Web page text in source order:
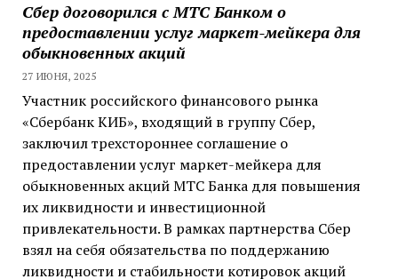
Сбер договорился с МТС Банком о
предоставлении услуг маркет-мейкера для
обыкновенных акций
27 ИЮНЯ, 2025
Участник российского финансового рынка
«Сбербанк КИБ», входящий в группу Сбер,
заключил трехстороннее соглашение о
предоставлении услуг маркет-мейкера для
обыкновенных акций МТС Банка для повышения
их ликвидности и инвестиционной
привлекательности. В рамках партнерства Сбер
взял на себя обязательства по поддержанию
ликвидности и стабильности котировок акций